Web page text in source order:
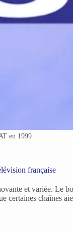
en 1999
française
et variée. Le
certaines chaînes